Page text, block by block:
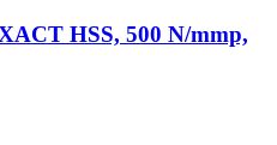
HSS, 500 N/mmp,